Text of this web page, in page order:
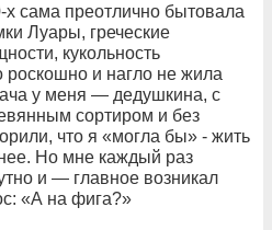
сама преотлично бытовала
Луары, греческие
кукольность
роскошно и нагло не жила
у меня — дедушкина, с
сортиром и без
что я «могла бы» - жить
Но мне каждый раз
и — главное возникал
«А на фига?»